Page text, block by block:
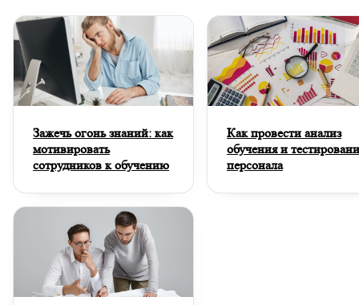
Зажечь огонь знаний: как
мотивировать
сотрудников к обучению
Как провести анализ
обучения и
персонала